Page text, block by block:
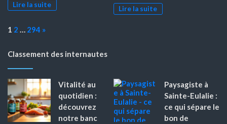
Lire la suite Lire la suite
Page:
1 2 … 294 Next
»
Classement des internautes
Vitalité au
quotidien :
découvrez
notre banc
Paysagiste à
Sainte-Eulalie :
ce qui sépare le
bon de